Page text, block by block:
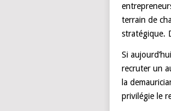
terrain de
stratégique.
Si
recruter un
la
privilégie le